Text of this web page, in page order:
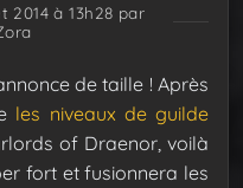
2014 à 13h28 par
de taille ! Après
les niveaux de guilde
of Draenor, voilà
fort et fusionnera les